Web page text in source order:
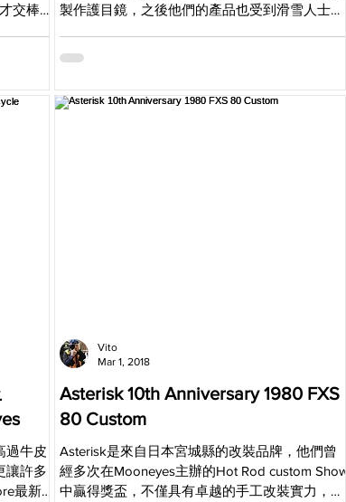
交棒給
製作護目鏡，之後他們的產品也受到滑雪人士和
過牛皮
讓許多
最新
Asterisk 10th Anniversary 1980 FXS
80 Custom
Asterisk是來自日本宮城縣的改裝品牌，他們曾
經多次在Mooneyes主辦的Hot Rod custom Show
中贏得獎盃，不僅具有卓越的手工改裝實力，也
Vito
Mar 1, 2018